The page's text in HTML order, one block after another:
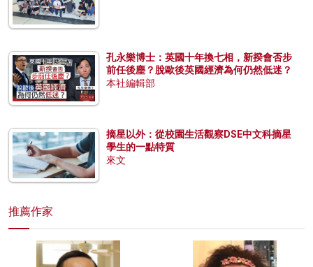
孔永樂博士：英國十年換七相，新揆會否步
前任後塵？脫歐後英國經濟為何仍然低迷？
本社編輯部
摘星以外：從校園生活觀察DSE中文科摘星
學生的一點特質
來文
推薦作家